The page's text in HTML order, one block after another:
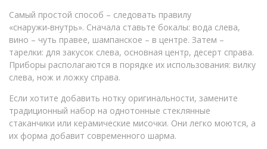
Самый простой способ – следовать правилу
«снаружи‑внутрь». Сначала ставьте бокалы: вода слева,
вино – чуть правее, шампанское – в центре. Затем –
тарелки: для закусок слева, основная центр, десерт справа.
Приборы располагаются в порядке их использования: вилку
слева, нож и ложку справа.
Если хотите добавить нотку оригинальности, замените
традиционный набор на однотонные стеклянные
стаканчики или керамические мисочки. Они легко моются, а
их форма добавит современного шарма.